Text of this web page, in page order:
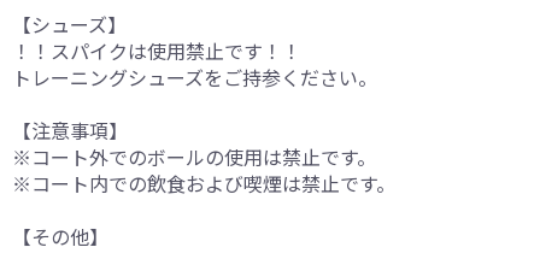
【シューズ】
！！スパイクは使用禁止です！！
トレーニングシューズをご持参ください。
【注意事項】
※コート外でのボールの使用は禁止です。
※コート内での飲食および喫煙は禁止です。
【その他】